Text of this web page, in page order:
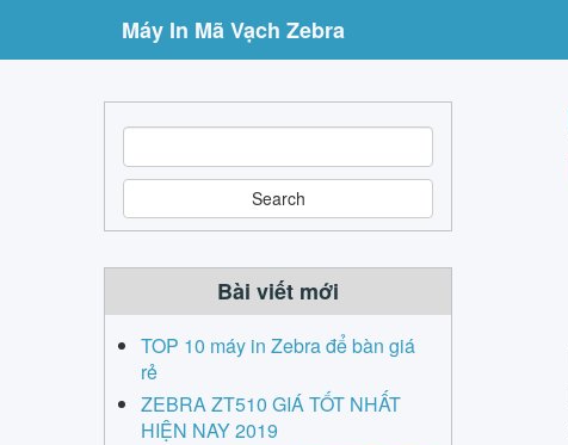
Máy In Mã Vạch Zebra
S
e
a
r
h
Bài viết mới
TOP 10 máy in Zebra để bàn giá
rẻ
ZEBRA ZT510 GIÁ TỐT NHẤT
HIỆN NAY 2019